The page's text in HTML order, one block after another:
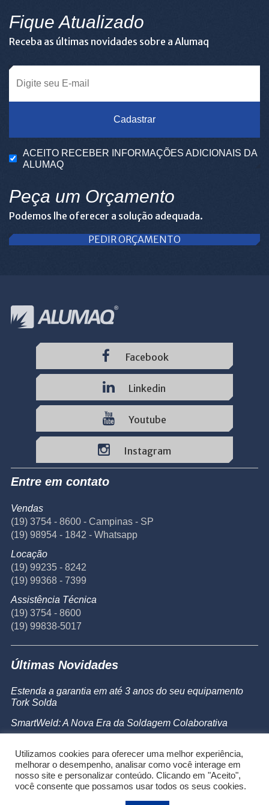
Fique Atualizado
Receba as últimas novidades sobre a Alumaq
Cadastrar
ACEITO RECEBER INFORMAÇÕES ADICIONAIS DA
ALUMAQ
Peça um Orçamento
Podemos lhe oferecer a solução adequada.
PEDIR ORÇAMENTO
Facebook
Linkedin
Youtube
Instagram
Entre em contato
Vendas
(19) 3754 - 8600 - Campinas - SP
(19) 98954 - 1842 - Whatsapp
Locação
(19) 99235 - 8242
(19) 99368 - 7399
Assistência Técnica
(19) 3754 - 8600
(19) 99838-5017
Últimas Novidades
Estenda a garantia em até 3 anos do seu equipamento
Tork Solda
SmartWeld: A Nova Era da Soldagem Colaborativa
Powermax 45 SYNC
Utilizamos cookies para oferecer uma melhor experiência,
melhorar o desempenho, analisar como você interage em
nosso site e personalizar conteúdo. Clicando em "Aceito",
você consente que possamos usar todos os seus cookies.